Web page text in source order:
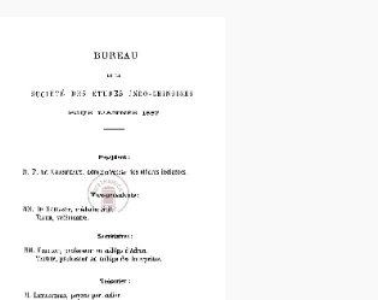
1888-1er Sem.
1887-1er Sem.